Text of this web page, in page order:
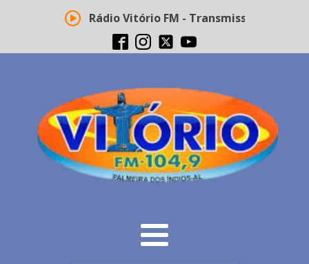
Rádio Vitório FM - Transmissão ao vivo